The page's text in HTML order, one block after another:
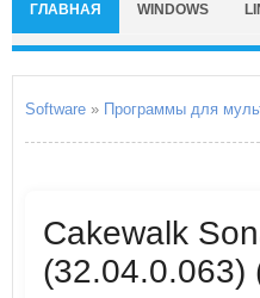
ГЛАВНАЯ WINDOWS
Software » Программы для
Cakewalk
(32.04.0.063)